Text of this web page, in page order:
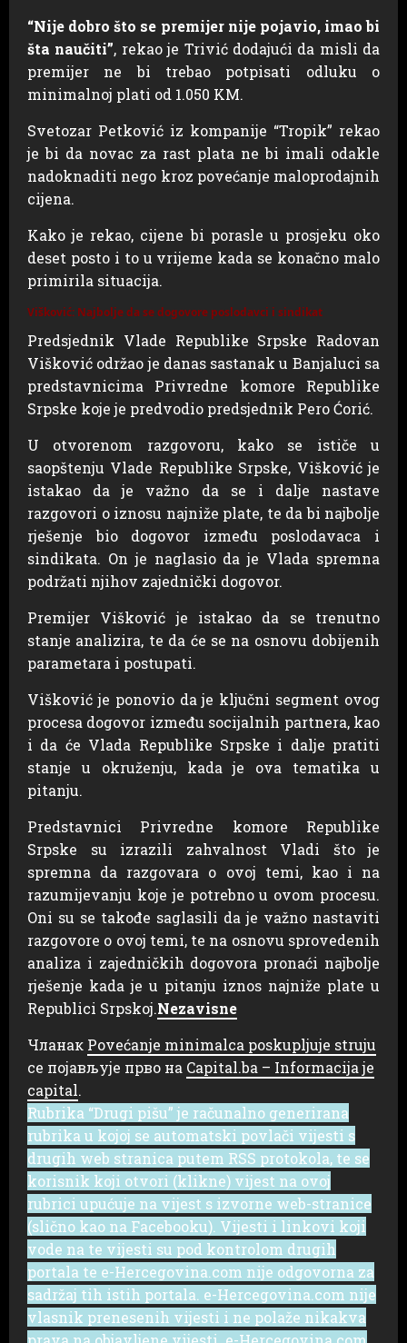
“Nije dobro što se premijer nije pojavio, imao bi
šta naučiti”, rekao je Trivić dodajući da misli da
premijer ne bi trebao potpisati odluku o
minimalnoj plati od 1.050 KM.
Svetozar Petković iz kompanije “Tropik” rekao
je bi da novac za rast plata ne bi imali odakle
nadoknaditi nego kroz povećanje maloprodajnih
cijena.
Kako je rekao, cijene bi porasle u prosjeku oko
deset posto i to u vrijeme kada se konačno malo
primirila situacija.
Višković: Najbolje da se dogovore poslodavci i sindikat
Predsjednik Vlade Republike Srpske Radovan
Višković održao je danas sastanak u Banjaluci sa
predstavnicima Privredne komore Republike
Srpske koje je predvodio predsjednik Pero Ćorić.
U otvorenom razgovoru, kako se ističe u
saopštenju Vlade Republike Srpske, Višković je
istakao da je važno da se i dalje nastave
razgovori o iznosu najniže plate, te da bi najbolje
rješenje bio dogovor između poslodavaca i
sindikata. On je naglasio da je Vlada spremna
podržati njihov zajednički dogovor.
Premijer Višković je istakao da se trenutno
stanje analizira, te da će se na osnovu dobijenih
parametara i postupati.
Višković je ponovio da je ključni segment ovog
procesa dogovor između socijalnih partnera, kao
i da će Vlada Republike Srpske i dalje pratiti
stanje u okruženju, kada je ova tematika u
pitanju.
Predstavnici Privredne komore Republike
Srpske su izrazili zahvalnost Vladi što je
spremna da razgovara o ovoj temi, kao i na
razumijevanju koje je potrebno u ovom procesu.
Oni su se takođe saglasili da je važno nastaviti
razgovore o ovoj temi, te na osnovu sprovedenih
analiza i zajedničkih dogovora pronaći najbolje
rješenje kada je u pitanju iznos najniže plate u
Republici Srpskoj.Nezavisne
Чланак Povećanje minimalca poskupljuje struju
се појављује прво на Capital.ba – Informacija je
capital.
Rubrika “Drugi pišu” je računalno generirana
rubrika u kojoj se automatski povlači vijesti s
drugih web stranica putem RSS protokola, te se
korisnik koji otvori (klikne) vijest na ovoj
rubrici upućuje na vijest s izvorne web-stranice
(slično kao na Facebooku). Vijesti i linkovi koji
vode na te vijesti su pod kontrolom drugih
portala te e-Hercegovina.com nije odgovorna za
sadržaj tih istih portala. e-Hercegovina.com nije
vlasnik prenesenih vijesti i ne polaže nikakva